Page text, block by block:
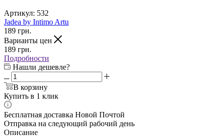
Артикул: 532
Jadea by Intimo Artu
189 грн.
Варианты цен
189 грн.
Подробности
Нашли дешевле?
В корзину
Купить в 1 клик
Бесплатная доставка Новой Почтой
Отправка на следующий рабочий день
Описание